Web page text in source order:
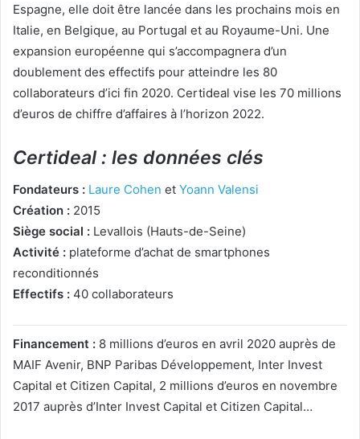
Espagne, elle doit être lancée dans les prochains mois en
Italie, en Belgique, au Portugal et au Royaume-Uni. Une
expansion européenne qui s’accompagnera d’un
doublement des effectifs pour atteindre les 80
collaborateurs d’ici fin 2020. Certideal vise les 70 millions
d’euros de chiffre d’affaires à l’horizon 2022.
Certideal : les données clés
Fondateurs : Laure Cohen et Yoann Valensi
Création : 2015
Siège social : Levallois (Hauts-de-Seine)
Activité : plateforme d’achat de smartphones
reconditionnés
Effectifs : 40 collaborateurs
Financement : 8 millions d’euros en avril 2020 auprès de
MAIF Avenir, BNP Paribas Développement, Inter Invest
Capital et Citizen Capital, 2 millions d’euros en novembre
2017 auprès d’Inter Invest Capital et Citizen Capital…